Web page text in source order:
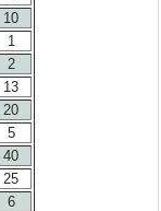
10
1
2
13
20
5
40
25
6